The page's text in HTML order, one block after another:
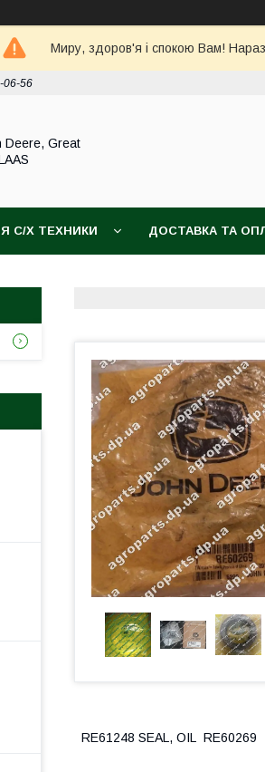
Миру, здоров'я і спокою Вам!
06-56
Deere, Great
С/Х ТЕХНИКИ ДОСТАВКА ТА
RE61248 SEAL, OIL RE60269